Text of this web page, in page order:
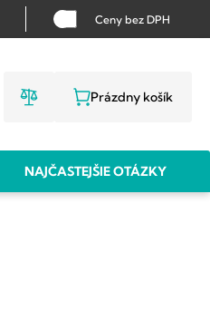
Ceny bez DPH
NÁKUPNÝ
Prázdny košík
NAJČASTEJŠIE OTÁZKY